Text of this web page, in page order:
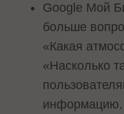
Google Мой
больше
«Какая
«Насколько
информацию.